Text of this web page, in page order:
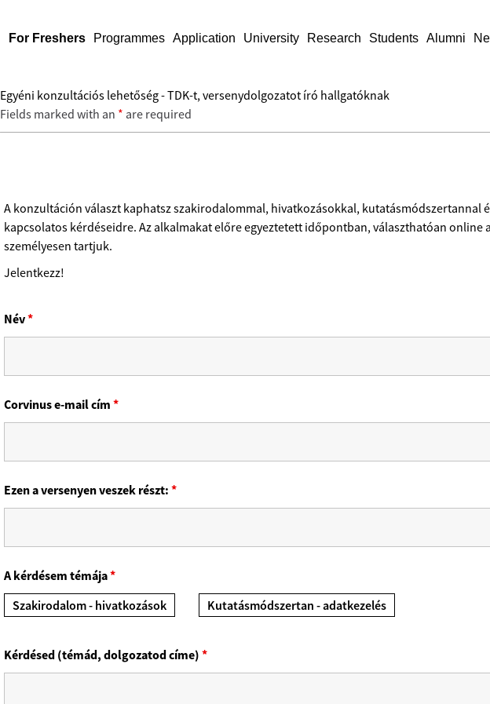
For Freshers Programmes Application University Research Students Alumni
Egyéni konzultációs lehetőség - TDK-t, versenydolgozatot író hallgatóknak
Fields marked with an * are required
A konzultáción választ kaphatsz szakirodalommal, hivatkozásokkal, kutatásmódszertannal
kapcsolatos kérdéseidre. Az alkalmakat előre egyeztetett időpontban, választhatóan online
személyesen tartjuk.
Jelentkezz!
Név*
Corvinus e-mail cím*
Ezen a versenyen veszek részt:*
A kérdésem témája*
Szakirodalom - hivatkozások
Kutatásmódszertan - adatkezelés
Kérdésed (témád, dolgozatod címe)*